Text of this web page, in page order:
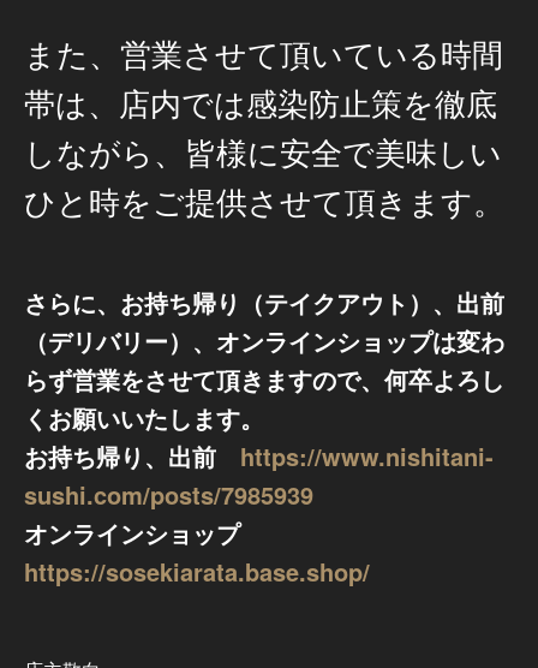
また、営業させて頂いている時間
帯は、店内では感染防止策を徹底
しながら、皆様に安全で美味しい
ひと時をご提供させて頂きます。
さらに、お持ち帰り（テイクアウト）、出前
（デリバリー）、オンラインショップは変わ
らず営業をさせて頂きますので、何卒よろし
くお願いいたします。
お持ち帰り、出前 https://www.nishitani-
sushi.com/posts/7985939
オンラインショップ
https://sosekiarata.base.shop/